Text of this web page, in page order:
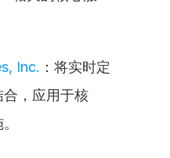
Inc. ：将实时定
，应用于核